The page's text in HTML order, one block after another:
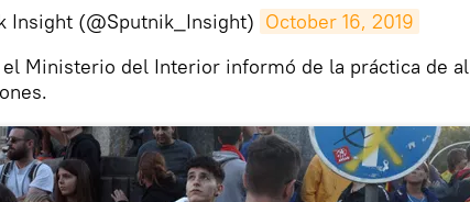
Insight (@Sputnik_Insight) October 16, 2019
Ministerio del Interior informó de la práctica de al